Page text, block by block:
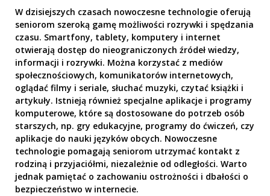
W dzisiejszych czasach nowoczesne technologie oferują
seniorom szeroką gamę możliwości rozrywki i spędzania
czasu. Smartfony, tablety, komputery i internet
otwierają dostęp do nieograniczonych źródeł wiedzy,
informacji i rozrywki. Można korzystać z mediów
społecznościowych, komunikatorów internetowych,
oglądać filmy i seriale, słuchać muzyki, czytać książki i
artykuły. Istnieją również specjalne aplikacje i programy
komputerowe, które są dostosowane do potrzeb osób
starszych, np. gry edukacyjne, programy do ćwiczeń, czy
aplikacje do nauki języków obcych. Nowoczesne
technologie pomagają seniorom utrzymać kontakt z
rodziną i przyjaciółmi, niezależnie od odległości. Warto
jednak pamiętać o zachowaniu ostrożności i dbałości o
bezpieczeństwo w internecie.